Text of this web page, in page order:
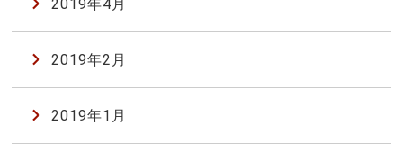
2019年4月
2019年2月
2019年1月